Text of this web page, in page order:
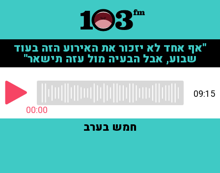
"אף אחד לא יזכור את האירוע הזה בעוד
שבוע, אבל הבעיה מול עזה תישאר"
00:00
09:15
חמש בערב